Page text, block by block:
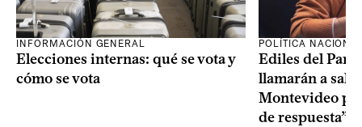
INFORMACIÓN GENERAL
Elecciones internas: qué se vota y
cómo se vota
POLÍTICA
Ediles del
llamarán a sala
Montevideo
de respuesta”